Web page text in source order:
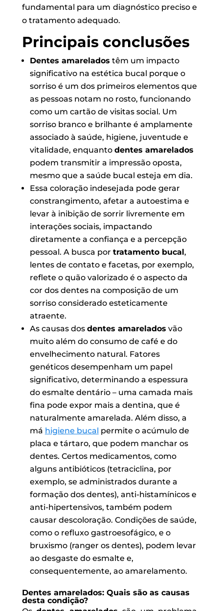
fundamental para um diagnóstico preciso e
o tratamento adequado.
Principais conclusões
Dentes amarelados têm um impacto
significativo na estética bucal porque o
sorriso é um dos primeiros elementos que
as pessoas notam no rosto, funcionando
como um cartão de visitas social. Um
sorriso branco e brilhante é amplamente
associado à saúde, higiene, juventude e
vitalidade, enquanto dentes amarelados
podem transmitir a impressão oposta,
mesmo que a saúde bucal esteja em dia.
Essa coloração indesejada pode gerar
constrangimento, afetar a autoestima e
levar à inibição de sorrir livremente em
interações sociais, impactando
diretamente a confiança e a percepção
pessoal. A busca por tratamento bucal,
lentes de contato e facetas, por exemplo,
reflete o quão valorizado é o aspecto da
cor dos dentes na composição de um
sorriso considerado esteticamente
atraente.
As causas dos dentes amarelados vão
muito além do consumo de café e do
envelhecimento natural. Fatores
genéticos desempenham um papel
significativo, determinando a espessura
do esmalte dentário – uma camada mais
fina pode expor mais a dentina, que é
naturalmente amarelada. Além disso, a
má higiene bucal permite o acúmulo de
placa e tártaro, que podem manchar os
dentes. Certos medicamentos, como
alguns antibióticos (tetraciclina, por
exemplo, se administrados durante a
formação dos dentes), anti-histamínicos e
anti-hipertensivos, também podem
causar descoloração. Condições de saúde,
como o refluxo gastroesofágico, e o
bruxismo (ranger os dentes), podem levar
ao desgaste do esmalte e,
consequentemente, ao amarelamento.
Dentes amarelados: Quais são as causas
desta condição?